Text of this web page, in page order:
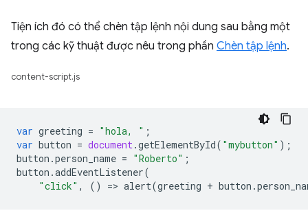
Tiện ích đó có thể chèn tập lệnh nội dung sau bằng một
trong các kỹ thuật được nêu trong phần Chèn tập lệnh.
content-script.js
var greeting = "hola, " ;
var button = document.getElementById( "mybutton" );
button .person_name = "Roberto" ;
button .addEventListener(
"click" , () => alert(greeting + button .